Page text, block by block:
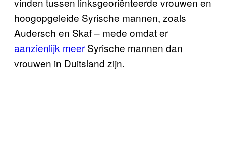
hoogopgeleide Syrische mannen, zoals
Audersch en Skaf – mede omdat er
aanzienlijk meer Syrische mannen dan
vrouwen in Duitsland zijn.